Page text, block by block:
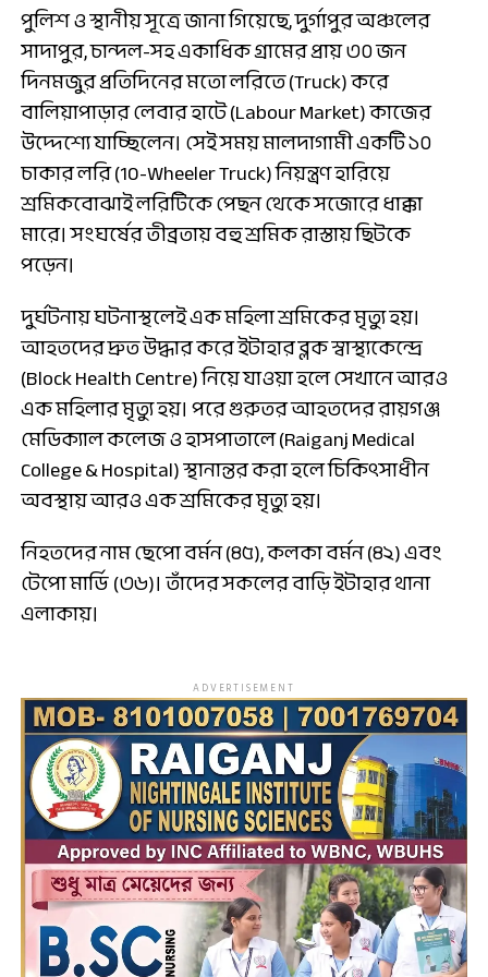
পুলিশ ও স্থানীয় সূত্রে জানা গিয়েছে, দুর্গাপুর অঞ্চলের
সাদাপুর, চান্দল-সহ একাধিক গ্রামের প্রায় ৩০ জন
দিনমজুর প্রতিদিনের মতো লরিতে (Truck) করে
বালিয়াপাড়ার লেবার হাটে (Labour Market) কাজের
উদ্দেশ্যে যাচ্ছিলেন। সেই সময় মালদাগামী একটি ১০
চাকার লরি (10-Wheeler Truck) নিয়ন্ত্রণ হারিয়ে
শ্রমিকবোঝাই লরিটিকে পেছন থেকে সজোরে ধাক্কা
মারে। সংঘর্ষের তীব্রতায় বহু শ্রমিক রাস্তায় ছিটকে
পড়েন।
দুর্ঘটনায় ঘটনাস্থলেই এক মহিলা শ্রমিকের মৃত্যু হয়।
আহতদের দ্রুত উদ্ধার করে ইটাহার ব্লক স্বাস্থ্যকেন্দ্রে
(Block Health Centre) নিয়ে যাওয়া হলে সেখানে আরও
এক মহিলার মৃত্যু হয়। পরে গুরুতর আহতদের রায়গঞ্জ
মেডিক্যাল কলেজ ও হাসপাতালে (Raiganj Medical
College & Hospital) স্থানান্তর করা হলে চিকিৎসাধীন
অবস্থায় আরও এক শ্রমিকের মৃত্যু হয়।
নিহতদের নাম ছেপো বর্মন (৪৫), কলকা বর্মন (৪২) এবং
টেপো মার্ডি (৩৬)। তাঁদের সকলের বাড়ি ইটাহার থানা
এলাকায়।
ADVERTISEMENT